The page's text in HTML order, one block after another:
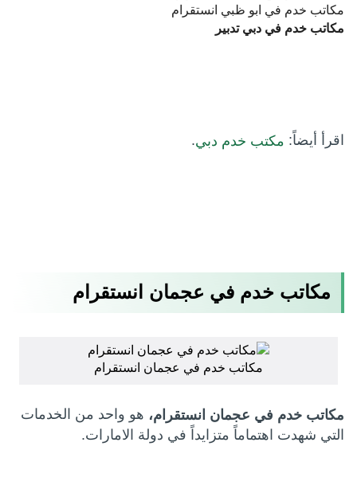
مكاتب خدم في ابو ظبي انستقرام
مكاتب خدم في دبي تدبير
اقرأ أيضاً: مكتب خدم دبي.
مكاتب خدم في عجمان انستقرام
مكاتب خدم في عجمان انستقرام
مكاتب خدم في عجمان انستقرام، هو واحد من الخدمات
التي شهدت اهتماماً متزايداً في دولة الامارات.